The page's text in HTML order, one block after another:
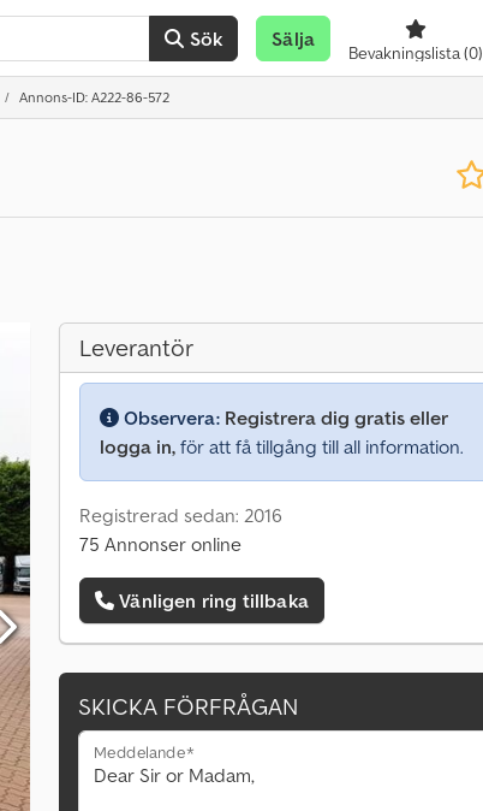
Sök Sälja
Bevakningslista(0)
Annons-ID: A222-86-572
Leverantör
Observera: Registrera dig gratis eller
logga in, för att få tillgång till all information.
Registrerad sedan: 2016
75 Annonser online
Vänligen ring tillbaka
SKICKA FÖRFRÅGAN
Meddelande*